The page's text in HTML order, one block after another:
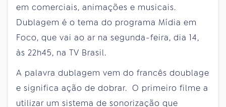
em comerciais, animações e musicais.
Dublagem é o tema do programa Mídia em
Foco, que vai ao ar na segunda-feira, dia 14,
às 22h45, na TV Brasil.
A palavra dublagem vem do francês doublage
e significa ação de dobrar. O primeiro filme a
utilizar um sistema de sonorização que